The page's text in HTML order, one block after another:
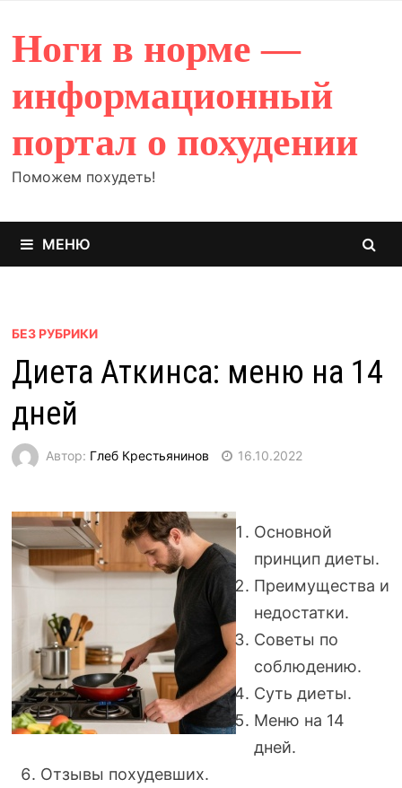
содержимому
Ноги в норме —
информационный
портал о похудении
Поможем похудеть!
МЕНЮ
БЕЗ РУБРИКИ
Диета Аткинса: меню на 14
дней
Автор: Глеб Крестьянинов 16.10.2022
Основной
принцип диеты.
Преимущества и
недостатки.
Советы по
соблюдению.
Суть диеты.
Меню на 14
дней.
Отзывы похудевших.